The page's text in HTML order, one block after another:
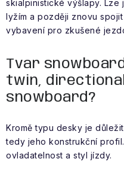
skialpinistické výšlapy.
lyžím a později znovu
vybavení pro zkušené
Tvar
twin,
snowboard?
Kromě typu desky je
tedy jeho konstrukční
ovladatelnost a styl jízdy.